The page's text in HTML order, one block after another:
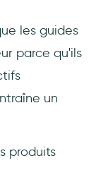
la
à
les guides
parce qu'ils
un
produits